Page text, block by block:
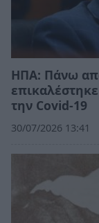
ΗΠΑ: Πάνω
την Covid-19
30/07/2026 13:41